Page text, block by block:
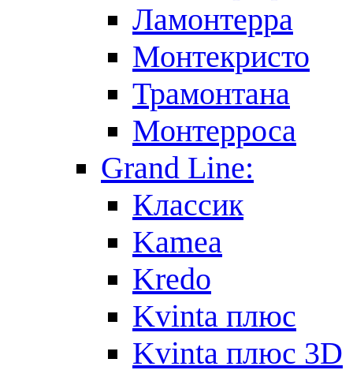
Ламонтерра
Монтекристо
Трамонтана
Монтерроса
Grand Line:
Классик
Kamea
Kredo
Kvinta плюс
Kvinta плюс 3D